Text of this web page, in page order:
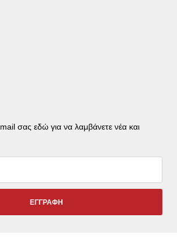
σας εδώ για να λαμβάνετε νέα και